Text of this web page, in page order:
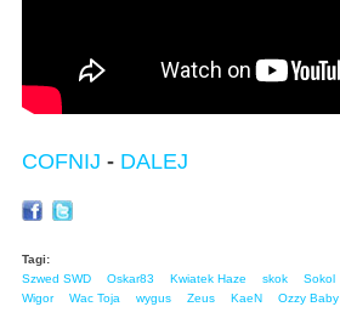
COFNIJ - DALEJ
Tagi:
Szwed SWD
Oskar83 Kwiatek Haze skok Sokol
Wigor
Wac Toja wygus Zeus KaeN Ozzy Baby